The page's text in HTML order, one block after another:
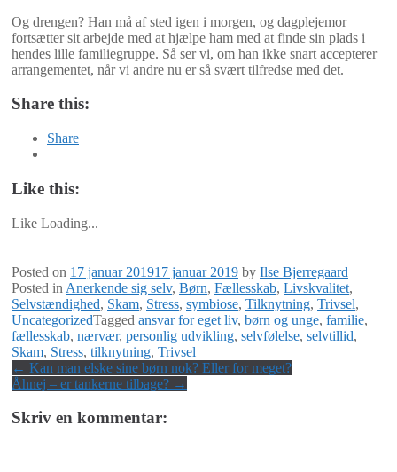
Og drengen? Han må af sted igen i morgen, og dagplejemor
fortsætter sit arbejde med at hjælpe ham med at finde sin plads i
hendes lille familiegruppe. Så ser vi, om han ikke snart accepterer
arrangementet, når vi andre nu er så svært tilfredse med det.
Share this:
Share
Like this:
Like Loading...
Posted on 17 januar 201917 januar 2019 by Ilse Bjerregaard
Posted in Anerkende sig selv, Børn, Fællesskab, Livskvalitet,
Selvstændighed, Skam, Stress, symbiose, Tilknytning, Trivsel,
UncategorizedTagged ansvar for eget liv, børn og unge, familie,
fællesskab, nærvær, personlig udvikling, selvfølelse, selvtillid,
Skam, Stress, tilknytning, Trivsel
Post
navigation
← Kan man elske sine børn nok? Eller for meget?
Åhnej – er tankerne tilbage? →
Skriv en kommentar: